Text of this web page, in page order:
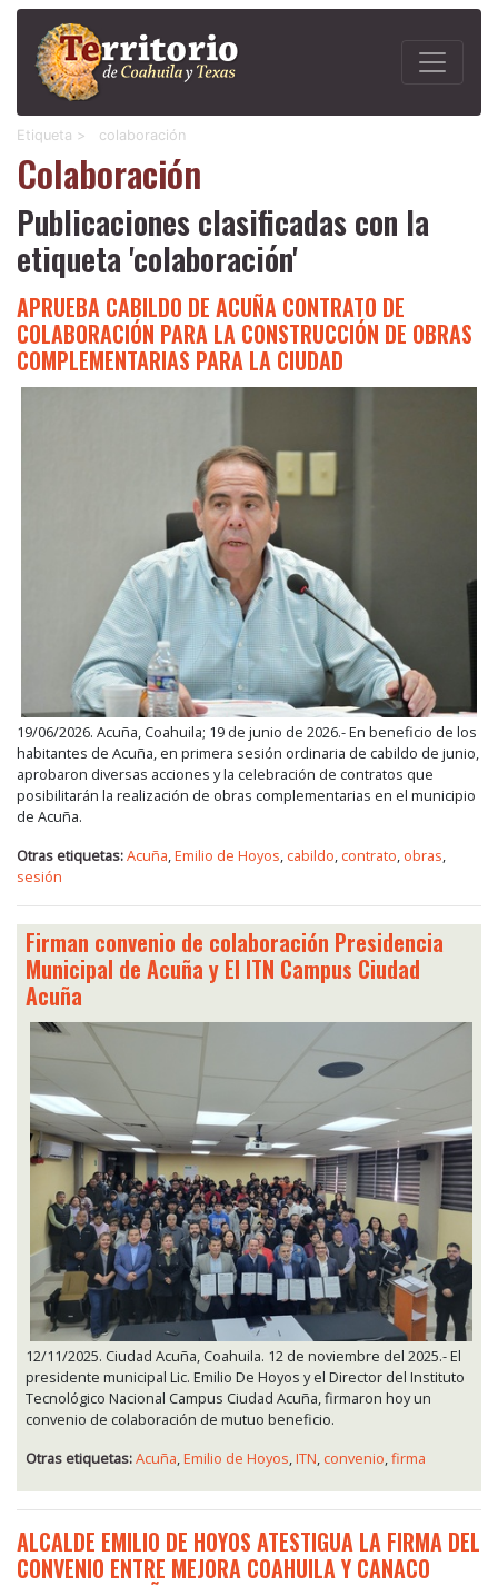
Etiqueta > colaboración
Colaboración
Publicaciones clasificadas con la
etiqueta 'colaboración'
APRUEBA CABILDO DE ACUÑA CONTRATO DE
COLABORACIÓN PARA LA CONSTRUCCIÓN DE OBRAS
COMPLEMENTARIAS PARA LA CIUDAD
19/06/2026. Acuña, Coahuila; 19 de junio de 2026.- En beneficio de los
habitantes de Acuña, en primera sesión ordinaria de cabildo de junio,
aprobaron diversas acciones y la celebración de contratos que
posibilitarán la realización de obras complementarias en el municipio
de Acuña.
Otras etiquetas:Acuña Emilio de Hoyos cabildo contrato obras
sesión
Firman convenio de colaboración Presidencia
Municipal de Acuña y El ITN Campus Ciudad
Acuña
12/11/2025. Ciudad Acuña, Coahuila. 12 de noviembre del 2025.- El
presidente municipal Lic. Emilio De Hoyos y el Director del Instituto
Tecnológico Nacional Campus Ciudad Acuña, firmaron hoy un
convenio de colaboración de mutuo beneficio.
Otras etiquetas:Acuña,Emilio de Hoyos,ITN, convenio,firma
ALCALDE EMILIO DE HOYOS ATESTIGUA LA FIRMA DEL
CONVENIO ENTRE MEJORA COAHUILA Y CANACO